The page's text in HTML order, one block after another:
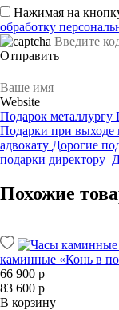
Нажимая на
обработку
Отправить
Website
Подарок металлургу
Подарки при выходе
адвокату Дорогие
подарки директору
Похожие
каминные «Конь в
66 900 р
83 600 р
В корзину